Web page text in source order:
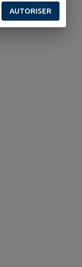
AUTORISER